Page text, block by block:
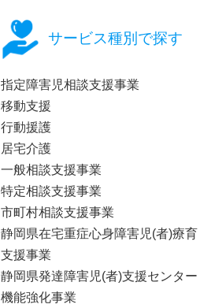
サービス種別で探す
指定障害児相談支援事業
移動支援
行動援護
居宅介護
一般相談支援事業
特定相談支援事業
市町村相談支援事業
静岡県在宅重症心身障害児(者)療育
支援事業
静岡県発達障害児(者)支援センター
機能強化事業